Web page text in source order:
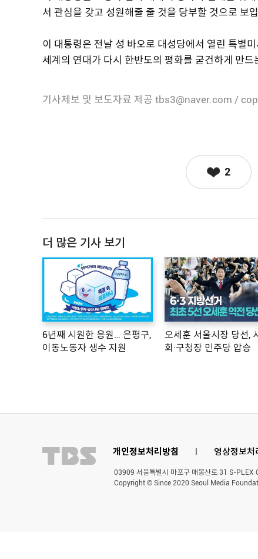
서 관심을 갖고 성원해줄 줄 것을 당부할 것으로 보
이 대통령은 전날 성 바오로 대성당에서 열린 특별
세계의 연대가 다시 한반도의 평화를 굳건하게 만
기사제보 및 보도자료 제공 tbs3@naver.com /
2
더 많은 기사 보기
6년째 시원한 응원… 은평구,
이동노동자 생수 지원
오세훈 서울시장 당선,
회·구청장 민주당 압승
개인정보처리방침 l 영상정보처
03909 서울특별시 마포구 매봉산로 31 S-
Copyright © Since 2020 Seoul Media